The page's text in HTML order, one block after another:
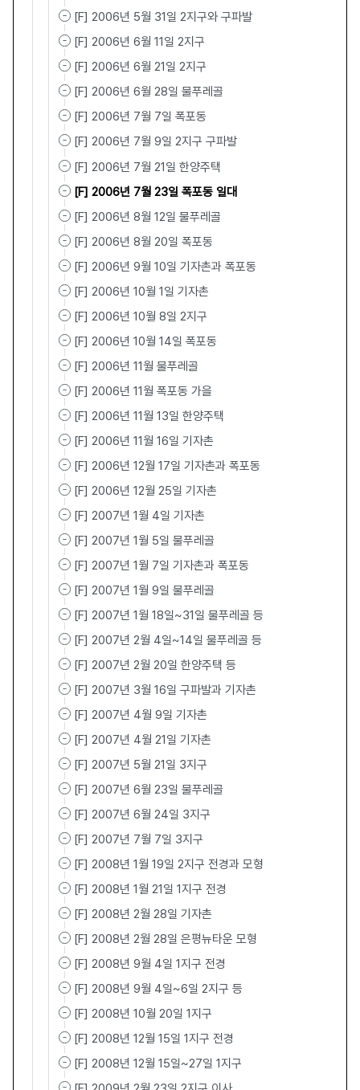
[F] 2006년 5월 31일 2지구와 구파발
[F] 2006년 6월 11일 2지구
[F] 2006년 6월 21일 2지구
[F] 2006년 6월 28일 물푸레골
[F] 2006년 7월 7일 폭포동
[F] 2006년 7월 9일 2지구 구파발
[F] 2006년 7월 21일 한양주택
[F] 2006년 7월 23일 폭포동 일대
[F] 2006년 8월 12일 물푸레골
[F] 2006년 8월 20일 폭포동
[F] 2006년 9월 10일 기자촌과 폭포동
[F] 2006년 10월 1일 기자촌
[F] 2006년 10월 8일 2지구
[F] 2006년 10월 14일 폭포동
[F] 2006년 11월 물푸레골
[F] 2006년 11월 폭포동 가을
[F] 2006년 11월 13일 한양주택
[F] 2006년 11월 16일 기자촌
[F] 2006년 12월 17일 기자촌과 폭포동
[F] 2006년 12월 25일 기자촌
[F] 2007년 1월 4일 기자촌
[F] 2007년 1월 5일 물푸레골
[F] 2007년 1월 7일 기자촌과 폭포동
[F] 2007년 1월 9일 물푸레골
[F] 2007년 1월 18일~31일 물푸레골 등
[F] 2007년 2월 4일~14일 물푸레골 등
[F] 2007년 2월 20일 한양주택 등
[F] 2007년 3월 16일 구파발과 기자촌
[F] 2007년 4월 9일 기자촌
[F] 2007년 4월 21일 기자촌
[F] 2007년 5월 21일 3지구
[F] 2007년 6월 23일 물푸레골
[F] 2007년 6월 24일 3지구
[F] 2007년 7월 7일 3지구
[F] 2008년 1월 19일 2지구 전경과 모형
[F] 2008년 1월 21일 1지구 전경
[F] 2008년 2월 28일 기자촌
[F] 2008년 2월 28일 은평뉴타운 모형
[F] 2008년 9월 4일 1지구 전경
[F] 2008년 9월 4일~6일 2지구 등
[F] 2008년 10월 20일 1지구
[F] 2008년 12월 15일 1지구 전경
[F] 2008년 12월 15일~27일 1지구